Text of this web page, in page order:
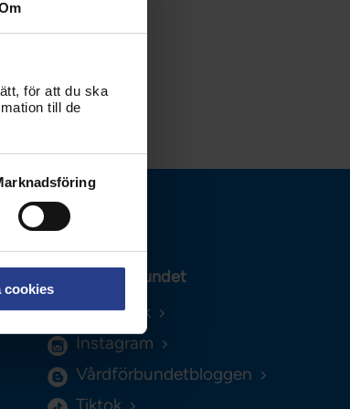
för att du ska
till de
cookies
Följ Vårdförbundet
Facebook
Instagram
Vårdförbundetbloggen